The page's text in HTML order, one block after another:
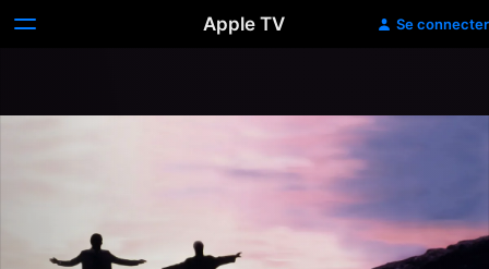
Apple TV Se connecter